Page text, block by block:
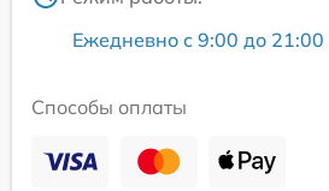
Ежедневно с 9:00 до 21:00
Способы оплаты